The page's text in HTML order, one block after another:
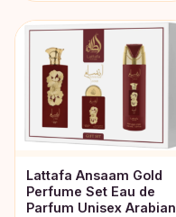
Lattafa Ansaam Gold
Perfume Set Eau de
Parfum Unisex Arabian